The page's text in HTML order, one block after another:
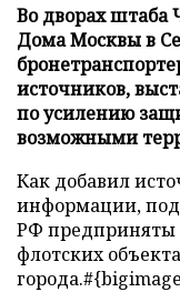
Во дворах штаба
Дома Москвы в
источников,
по усилению
возможными
Как добавил
информации,
РФ предприняты
флотских